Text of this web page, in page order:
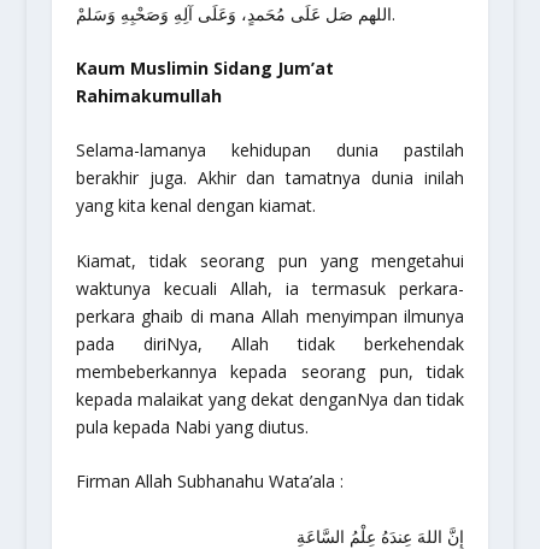
اللهم صَل عَلَى مُحَمدٍ، وَعَلَى آلِهِ وَصَحْبِهِ وَسَلمْ.
Kaum Muslimin Sidang Jum’at
Rahimakumullah
Selama-lamanya kehidupan dunia pastilah
berakhir juga. Akhir dan tamatnya dunia inilah
yang kita kenal dengan kiamat.
Kiamat, tidak seorang pun yang mengetahui
waktunya kecuali Allah, ia termasuk perkara-
perkara ghaib di mana Allah menyimpan ilmunya
pada diriNya, Allah tidak berkehendak
membeberkannya kepada seorang pun, tidak
kepada malaikat yang dekat denganNya dan tidak
pula kepada Nabi yang diutus.
Firman Allah Subhanahu Wata’ala :
إِنَّ اللهَ عِندَهُ عِلْمُ السَّاعَةِ